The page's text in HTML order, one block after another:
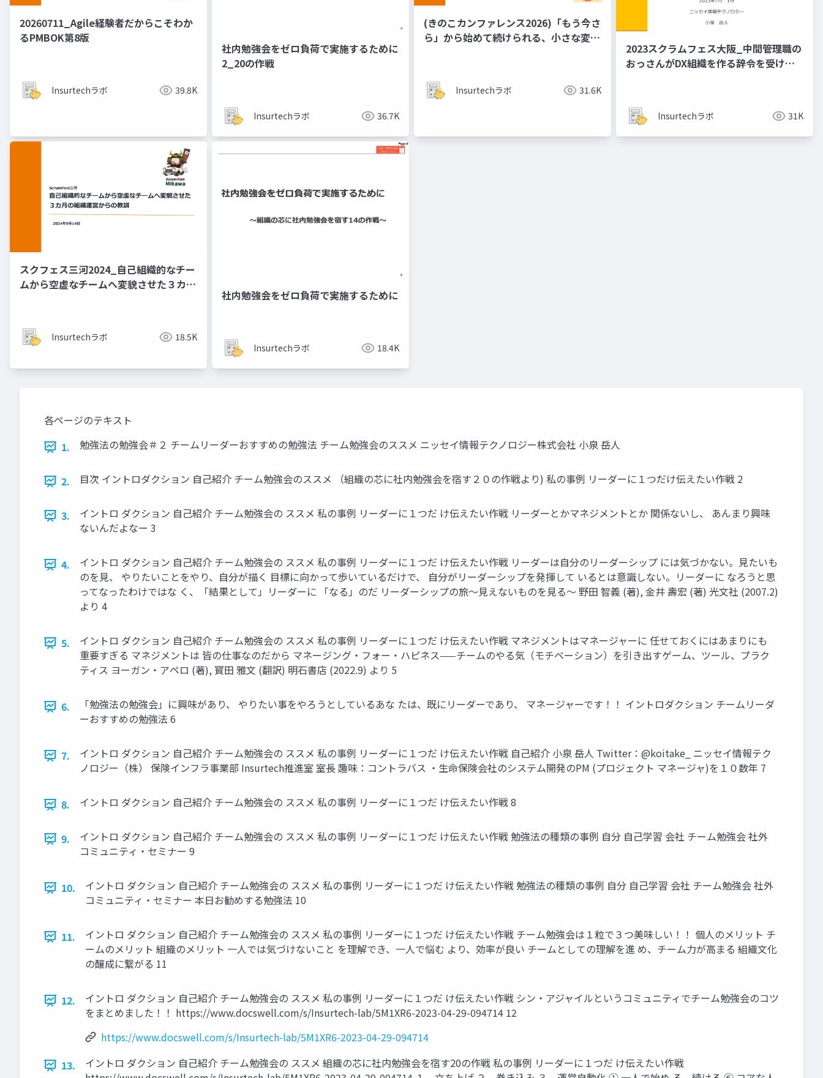
20260711_Agile経験者だから​こそわか
る​PMBOK第8版
Insurtechラボ 39.8K
社内勉強会をゼロ負荷で実施するために
2_20の作戦
Insurtechラボ 36.7K
(きのこカンファレンス2026)「もう​今さ
ら」から​始めて​続けられる、​小さな​変化
Insurtechラボ 31.6K
2023スクラムフェス大阪_中間管理職の
おっさんがDX組織を作る辞令を受けて
Insurtechラボ 31K
スクフェス三河2024_自己組織的なチー
ムから空虚なチームへ変貌させた３カ月
Insurtechラボ 18.5K
社内勉強会をゼロ負荷で実施するために
Insurtechラボ 18.4K
各ページのテキスト
1.
勉強法の勉強会＃２ チームリーダーおすすめの勉強法 チーム勉強会のススメ ニッセイ情報テクノロジー株式会社 小泉 岳人
2. 目次 イントロダクション 自己紹介 チーム勉強会のススメ （組織の芯に社内勉強会を宿す２０の作戦より) 私の事例 リーダーに１つだけ伝えたい作戦 2
3.
イントロ ダクション 自己紹介 チーム勉強会の ススメ 私の事例 リーダーに１つだ け伝えたい作戦 リーダーとかマネジメントとか 関係ないし、 あんまり興味
ないんだよなー 3
4.
イントロ ダクション 自己紹介 チーム勉強会の ススメ 私の事例 リーダーに１つだ け伝えたい作戦 リーダーは自分のリーダーシップ には気づかない。見たいも
のを見、 やりたいことをやり、自分が描く 目標に向かって歩いているだけで、 自分がリーダーシップを発揮して いるとは意識しない。リーダーに なろうと思
ってなったわけではな く、「結果として」リーダーに 「なる」のだ リーダーシップの旅～見えないものを見る～ 野田 智義 (著), 金井 壽宏 (著) 光文社 (2007.2)
より 4
5.
イントロ ダクション 自己紹介 チーム勉強会の ススメ 私の事例 リーダーに１つだ け伝えたい作戦 マネジメントはマネージャーに 任せておくにはあまりにも
重要すぎる マネジメントは 皆の仕事なのだから マネージング・フォー・ハピネス——チームのやる気（モチベーション）を引き出すゲーム、ツール、プラク
ティス ヨーガン・アペロ (著), 寳田 雅文 (翻訳) 明石書店 (2022.9) より 5
6.
「勉強法の勉強会」に興味があり、 やりたい事をやろうとしているあな たは、既にリーダーであり、 マネージャーです！！ イントロダクション チームリーダ
ーおすすめの勉強法 6
7.
イントロ ダクション 自己紹介 チーム勉強会の ススメ 私の事例 リーダーに１つだ け伝えたい作戦 自己紹介 小泉 岳人 Twitter：@koitake_ ニッセイ情報テク
ノロジー（株） 保険インフラ事業部 Insurtech推進室 室長 趣味：コントラバス ・生命保険会社のシステム開発のPM (プロジェクト マネージャ)を１０数年 7
8. イントロ ダクション 自己紹介 チーム勉強会の ススメ 私の事例 リーダーに１つだ け伝えたい作戦 8
9.
イントロ ダクション 自己紹介 チーム勉強会の ススメ 私の事例 リーダーに１つだ け伝えたい作戦 勉強法の種類の事例 自分 自己学習 会社 チーム勉強会 社外
コミュニティ・セミナー 9
10.
イントロ ダクション 自己紹介 チーム勉強会の ススメ 私の事例 リーダーに１つだ け伝えたい作戦 勉強法の種類の事例 自分 自己学習 会社 チーム勉強会 社外
コミュニティ・セミナー 本日お勧めする勉強法 10
11.
イントロ ダクション 自己紹介 チーム勉強会の ススメ 私の事例 リーダーに１つだ け伝えたい作戦 チーム勉強会は１粒で３つ美味しい！！ 個人のメリット チ
ームのメリット 組織のメリット 一人では気づけないこと を理解でき、一人で悩む より、効率が良い チームとしての理解を進 め、チーム力が高まる 組織文化
の醸成に繋がる 11
12.
イントロ ダクション 自己紹介 チーム勉強会の ススメ 私の事例 リーダーに１つだ け伝えたい作戦 シン・アジャイルというコミュニティでチーム勉強会のコツ
をまとめました！！ https://www.docswell.com/s/Insurtech-lab/5M1XR6-2023-04-29-094714 12
https://www.docswell.com/s/Insurtech-lab/5M1XR6-2023-04-29-094714
13.
イントロ ダクション 自己紹介 チーム勉強会の ススメ 組織の芯に社内勉強会を宿す20の作戦 私の事例 リーダーに１つだ け伝えたい作戦